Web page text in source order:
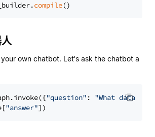
compile
your own chatbot. Let's ask the chatbot a
"question" : "What data
"answer"